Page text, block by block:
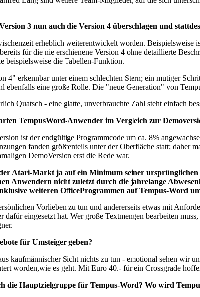
3 nun auch die Version 4 überschlagen und
erheblich weiterentwickelt worden.
für die nie erschienene Version 4 ohne detaillierte
beispielsweise die Tabellen-Funktion.
4" erkennbar unter einem schlechten Stern; ein mutiger
ebenfalls eine große Rolle. Die "neue Generation" von
Quatsch - eine glatte, unverbrauchte Zahl steht einfach
TempusWord-Anwender im Vergleich zur
ist der endgültige Programmcode um ca. 8%
fanden größtenteils unter der Oberfläche statt; daher
DemoVersion erst die Rede war.
Atari-Markt ja auf ein Minimum seiner
Anwendern nicht zuletzt durch die jahrelange
weiteren OfficeProgrammen auf Tempus-Word
Vorlieben zu tun und andererseits etwas mit
dafür eingesetzt hat. Wer große Textmengen bearbeiten
für Umsteiger geben?
kaufmännischer Sicht nichts zu tun - emotional sehen wir
worden,wie es geht. Mit Euro 40.- für ein Crossgrade
die Hauptzielgruppe für Tempus-Word? Wo wird